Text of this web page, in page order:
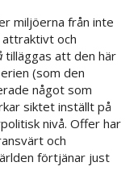
miljöerna från inte
och
tilläggas att den här
(som den
något som
siktet inställt på
nivå. Offer har
och
förtjänar just